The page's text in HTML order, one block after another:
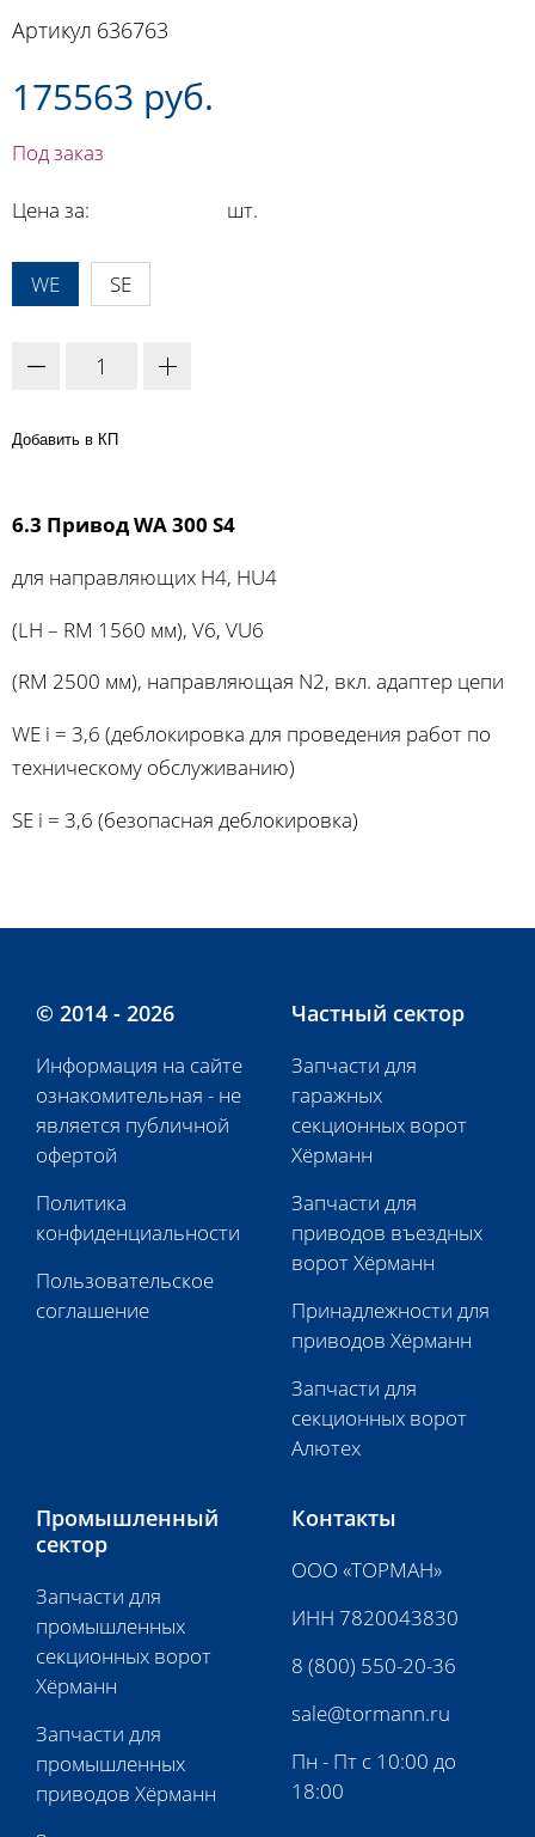
Артикул 636763
175563 руб.
Под заказ
Цена за: шт.
WE SE
Добавить в КП
6.3 Привод WA 300 S4
для направляющих H4, HU4
(LH – RM 1560 мм), V6, VU6
(RM 2500 мм), направляющая N2, вкл. адаптер цепи
WE i = 3,6 (деблокировка для проведения работ по
техническому обслуживанию)
SE i = 3,6 (безопасная деблокировка)
© 2014 - 2026
Информация на сайте
ознакомительная - не
является публичной
офертой
Политика
конфиденциальности
Пользовательское
соглашение
Частный сектор
Запчасти для
гаражных
секционных ворот
Хёрманн
Запчасти для
приводов въездных
ворот Хёрманн
Принадлежности для
приводов Хёрманн
Запчасти для
секционных ворот
Алютех
Промышленный
сектор
Запчасти для
промышленных
секционных ворот
Хёрманн
Запчасти для
промышленных
приводов Хёрманн
Контакты
ООО «ТОРМАН»
ИНН 7820043830
8 (800) 550-20-36
sale@tormann.ru
Пн - Пт с 10:00 до
18:00